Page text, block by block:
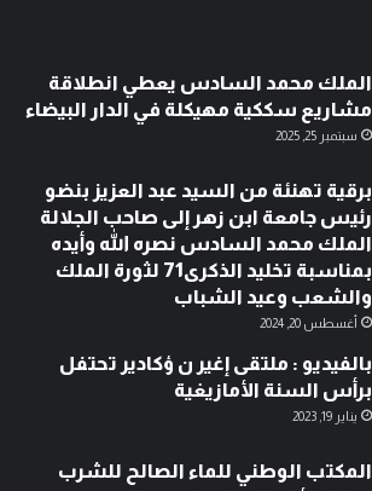
الملك محمد السادس يعطي انطلاقة
مشاريع سككية مهيكلة في الدار البيضاء
سبتمبر 25, 2025
برقية تهنئة من السيد عبد العزيز بنضو
رئيس جامعة ابن زهر إلى صاحب الجلالة
الملك محمد السادس نصره الله وأيده
بمناسبة تخليد الذكرى71 لثورة الملك
والشعب وعيد الشباب
أغسطس 20, 2024
بالفيديو : ملتقى إغير ن ؤكادير تحتفل
برأس السنة الأمازيغية
يناير 19, 2023
المكتب الوطني للماء الصالح للشرب